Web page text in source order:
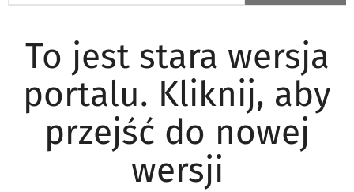
To jest stara wersja
portalu. Kliknij, aby
przejść do nowej
wersji